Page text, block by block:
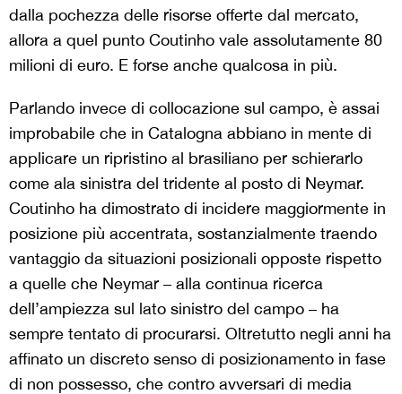
dalla pochezza delle risorse offerte dal mercato,
allora a quel punto Coutinho vale assolutamente 80
milioni di euro. E forse anche qualcosa in più.
Parlando invece di collocazione sul campo, è assai
improbabile che in Catalogna abbiano in mente di
applicare un ripristino al brasiliano per schierarlo
come ala sinistra del tridente al posto di Neymar.
Coutinho ha dimostrato di incidere maggiormente in
posizione più accentrata, sostanzialmente traendo
vantaggio da situazioni posizionali opposte rispetto
a quelle che Neymar – alla continua ricerca
dell’ampiezza sul lato sinistro del campo – ha
sempre tentato di procurarsi. Oltretutto negli anni ha
affinato un discreto senso di posizionamento in fase
di non possesso, che contro avversari di media